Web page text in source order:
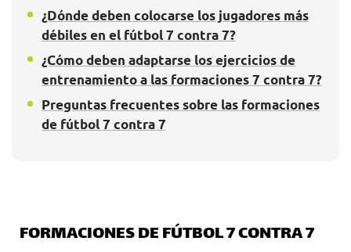
¿Dónde deben colocarse los jugadores más
débiles en el fútbol 7 contra 7?
¿Cómo deben adaptarse los ejercicios de
entrenamiento a las formaciones 7 contra 7?
Preguntas frecuentes sobre las formaciones
de fútbol 7 contra 7
FORMACIONES DE FÚTBOL 7 CONTRA 7